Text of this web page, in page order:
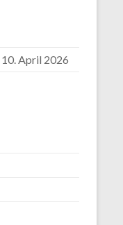
10. April 2026